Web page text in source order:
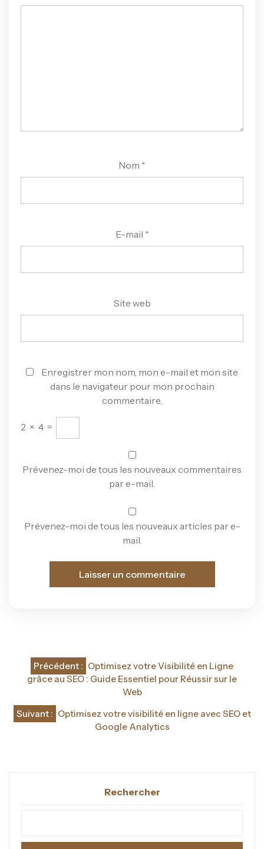
Nom *
E-mail *
Site web
Enregistrer mon nom, mon e-mail et mon site
dans le navigateur pour mon prochain
commentaire.
2 × 4 =
Prévenez-moi de tous les nouveaux commentaires
par e-mail.
Prévenez-moi de tous les nouveaux articles par e-
mail.
Navigation
de
l’article
Précédent : Optimisez votre Visibilité en Ligne
grâce au SEO : Guide Essentiel pour Réussir sur le
Web
Suivant : Optimisez votre visibilité en ligne avec SEO et
Google Analytics
Rechercher